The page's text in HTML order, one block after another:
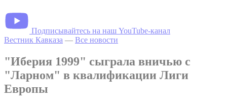
Подписывайтесь на наш YouTube-канал
Вестник Кавказа — Все новости
"Иберия 1999" сыграла вничью с
"Ларном" в квалификации Лиги
Европы